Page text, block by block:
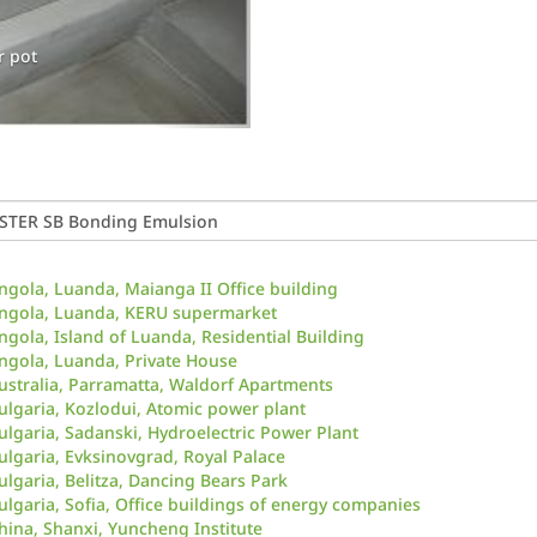
Waterproofed floor area
Luanda, Maianga II Office building
Luanda, KERU supermarket
Island of Luanda, Residential Building
Luanda, Private House
Parramatta, Waldorf Apartments
Kozlodui, Atomic power plant
Sadanski, Hydroelectric Power Plant
Evksinovgrad, Royal Palace
Belitza, Dancing Bears Park
Sofia, Office buildings of energy companies
Shanxi, Yuncheng Institute